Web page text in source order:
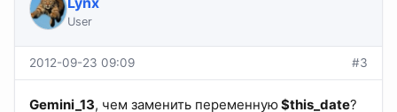
User
2012-09-23 09:09 #3
Gemini_13, чем заменить переменную$this_date?